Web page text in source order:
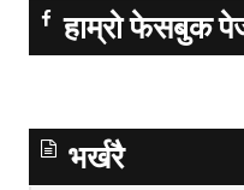
हाम्रो फेसबुक
भर्खरै